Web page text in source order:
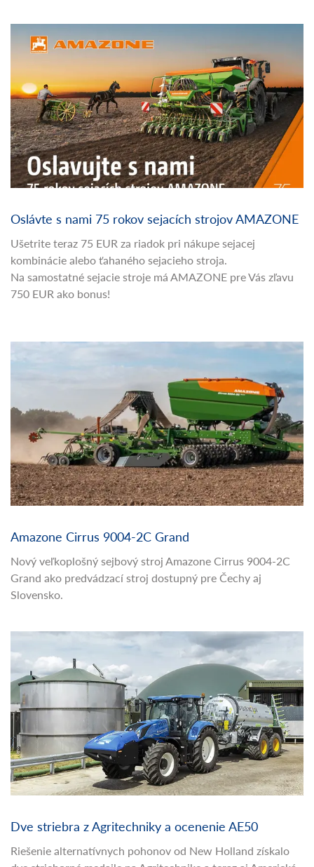
Oslávte s nami 75 rokov sejacích strojov AMAZONE
Ušetrite teraz 75 EUR za riadok pri nákupe sejacej
kombinácie alebo ťahaného sejacieho stroja.
Na samostatné sejacie stroje má AMAZONE pre Vás zľavu
750 EUR ako bonus!
Amazone Cirrus 9004-2C Grand
Nový veľkoplošný sejbový stroj Amazone Cirrus 9004-2C
Grand ako predvádzací stroj dostupný pre Čechy aj
Slovensko.
Dve striebra z Agritechniky a ocenenie AE50
Riešenie alternatívnych pohonov od New Holland získalo